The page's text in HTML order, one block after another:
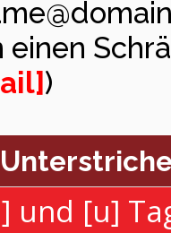
einen
)
und [u]